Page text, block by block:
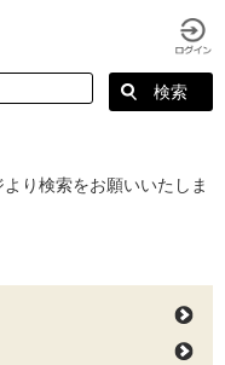
り検索をお願いいたしま